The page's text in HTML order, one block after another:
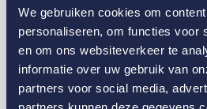
We gebruiken cookies om
personaliseren, om functies voor
en om ons websiteverkeer te
informatie over uw gebruik van
partners voor social media,